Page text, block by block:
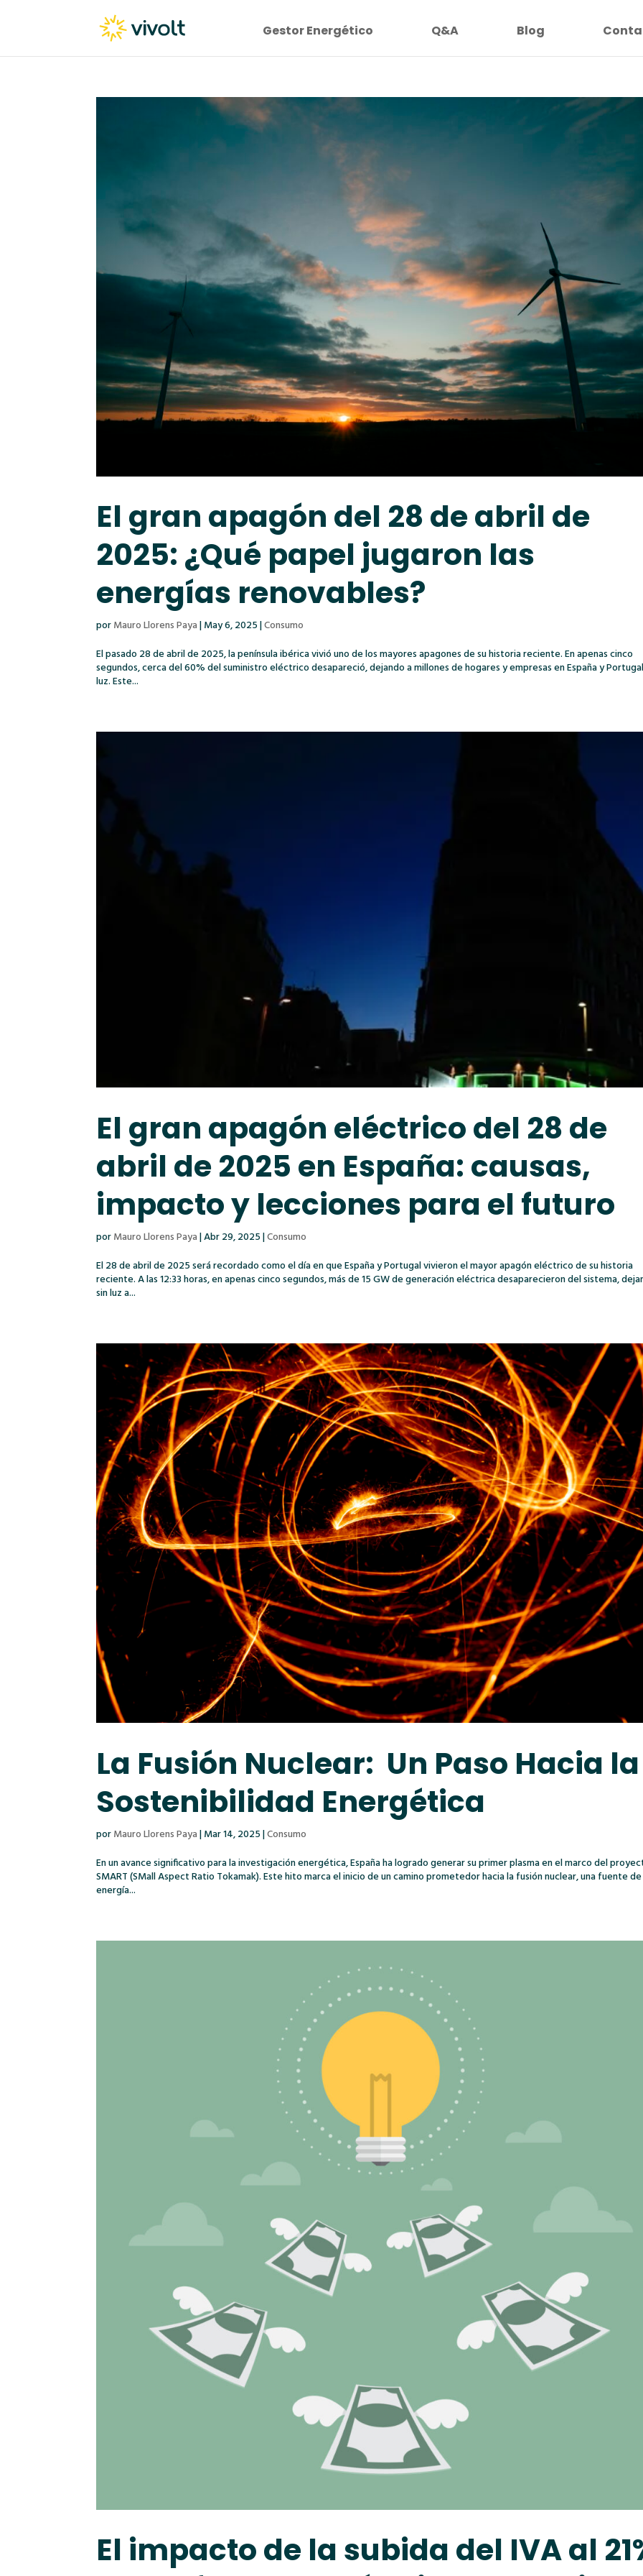
Gestor Energético Q&A Blog
El gran apagón del 28 de abril de
2025: ¿Qué papel jugaron las
energías renovables?
porMauro Llorens Paya|May 6, 2025|Consumo
El pasado 28 de abril de 2025, la península ibérica vivió uno de los mayores apagones de su historia reciente. En apenas cinco
segundos, cerca del 60% del suministro eléctrico desapareció, dejando a millones de hogares y empresas en España y
luz. Este...
El gran apagón eléctrico del 28 de
abril de 2025 en España: causas,
impacto y lecciones para el futuro
porMauro Llorens Paya|Abr 29, 2025|Consumo
El 28 de abril de 2025 será recordado como el día en que España y Portugal vivieron el mayor apagón eléctrico de su historia
reciente. A las 12:33 horas, en apenas cinco segundos, más de 15 GW de generación eléctrica desaparecieron del sistema,
sin luz a...
La Fusión Nuclear: Un Paso Hacia la
Sostenibilidad Energética
porMauro Llorens Paya|Mar 14, 2025|Consumo
En un avance significativo para la investigación energética, España ha logrado generar su primer plasma en el marco del
SMART (SMall Aspect Ratio Tokamak). Este hito marca el inicio de un camino prometedor hacia la fusión nuclear, una fuente de
energía...
El impacto de la subida del IVA al